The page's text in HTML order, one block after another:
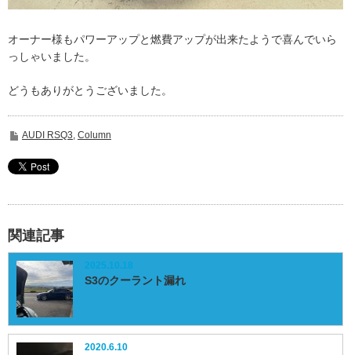
オーナー様もパワーアップと燃費アップが出来たようで喜んでいら
っしゃいました。
どうもありがとうございました。
AUDI RSQ3, Column
関連記事
2025.10.18
S3のクーラント漏れ
2020.6.10